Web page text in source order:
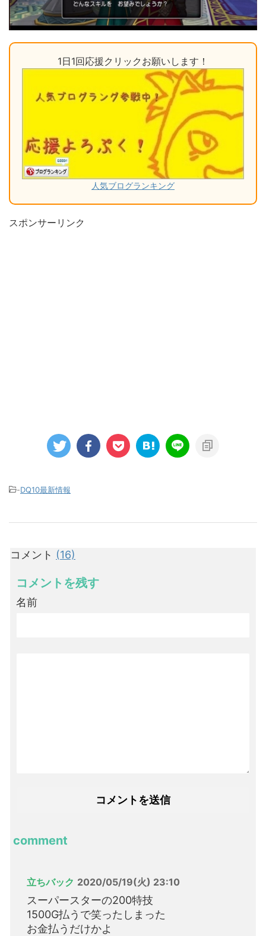
1日1回応援クリックお願いします！
人気ブログランキング
スポンサーリンク
-DQ10最新情報
コメント (16)
コメントを残す
名前
comment
立ちバック 2020/05/19(火) 23:10
スーパースターの200特技
1500G払うで笑ったしまった
お金払うだけかよ